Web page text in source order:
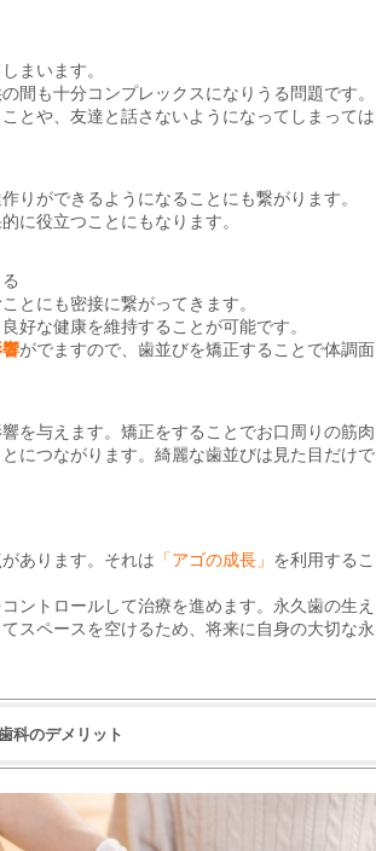
まいます。
間も十分コンプレックスになりうる問題です。
とや、友達と話さないようになってしまっては
りができるようになることにも繋がります。
に役立つことにもなります。
とにも密接に繋がってきます。
好な健康を維持することが可能です。
がでますので、歯並びを矯正することで体調面
を与えます。矯正をすることでお口周りの筋肉
につながります。綺麗な歯並びは見た目だけで
あります。それは 「アゴの成長」 を利用するこ
ントロールして治療を進めます。永久歯の生え
スペースを空けるため、将来に自身の大切な永
科のデメリット